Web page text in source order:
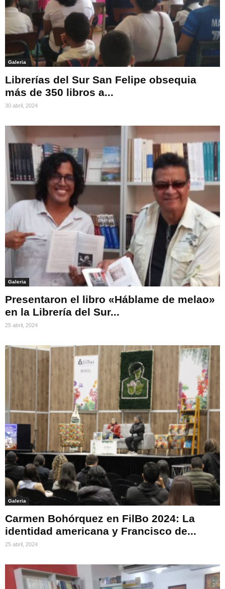
Galeria
Librerías del Sur San Felipe obsequia
más de 350 libros a...
30 abril, 2024
Galeria
Presentaron el libro «Háblame de melao»
en la Librería del Sur...
25 abril, 2024
Galeria
Carmen Bohórquez en FilBo 2024: La
identidad americana y Francisco de...
25 abril, 2024